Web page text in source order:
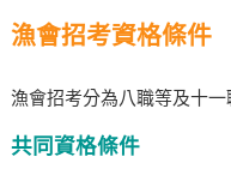
漁會招考資格條件
漁會招考分為八職等及十一
共同資格條件